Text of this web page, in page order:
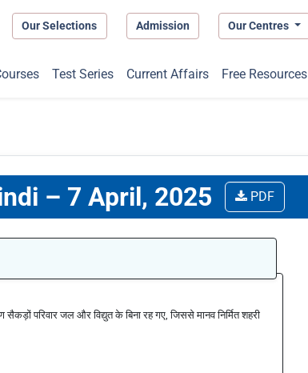
Our Selections Admission Our Centres
Test Series Current Affairs Free Resources
– 7 April, 2025 PDF
परिवार जल और विद्युत के बिना रह गए, जिससे मानव निर्मित शहरी